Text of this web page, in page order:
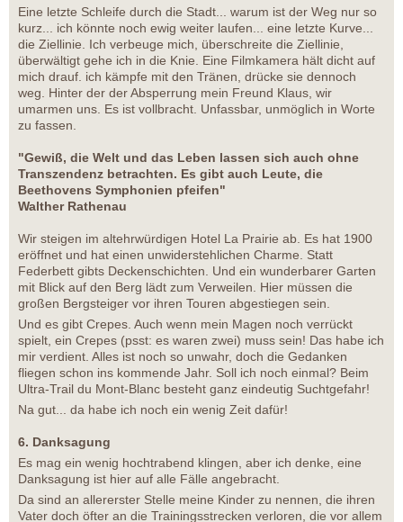
Eine letzte Schleife durch die Stadt... warum ist der Weg nur so
kurz... ich könnte noch ewig weiter laufen... eine letzte Kurve...
die Ziellinie. Ich verbeuge mich, überschreite die Ziellinie,
überwältigt gehe ich in die Knie. Eine Filmkamera hält dicht auf
mich drauf. ich kämpfe mit den Tränen, drücke sie dennoch
weg. Hinter der der Absperrung mein Freund Klaus, wir
umarmen uns. Es ist vollbracht. Unfassbar, unmöglich in Worte
zu fassen.
"Gewiß, die Welt und das Leben lassen sich auch ohne
Transzendenz betrachten. Es gibt auch Leute, die
Beethovens Symphonien pfeifen"
Walther Rathenau
Wir steigen im altehrwürdigen Hotel La Prairie ab. Es hat 1900
eröffnet und hat einen unwiderstehlichen Charme. Statt
Federbett gibts Deckenschichten. Und ein wunderbarer Garten
mit Blick auf den Berg lädt zum Verweilen. Hier müssen die
großen Bergsteiger vor ihren Touren abgestiegen sein.
Und es gibt Crepes. Auch wenn mein Magen noch verrückt
spielt, ein Crepes (psst: es waren zwei) muss sein! Das habe ich
mir verdient. Alles ist noch so unwahr, doch die Gedanken
fliegen schon ins kommende Jahr. Soll ich noch einmal? Beim
Ultra-Trail du Mont-Blanc besteht ganz eindeutig Suchtgefahr!
Na gut... da habe ich noch ein wenig Zeit dafür!
6. Danksagung
Es mag ein wenig hochtrabend klingen, aber ich denke, eine
Danksagung ist hier auf alle Fälle angebracht.
Da sind an allererster Stelle meine Kinder zu nennen, die ihren
Vater doch öfter an die Trainingsstrecken verloren, die vor allem